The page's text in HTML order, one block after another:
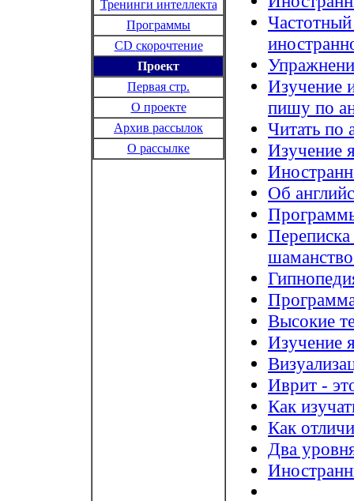
Тренинги интеллекта
Программы
CD скорочтение
Проект
Первая стр.
О проекте
Архив рассылок
О рассылке
Частотный
Изучение
пишу по
Читать по
Изучение
Об
Высокие
Изучение
Иврит -
Как
Как
Два